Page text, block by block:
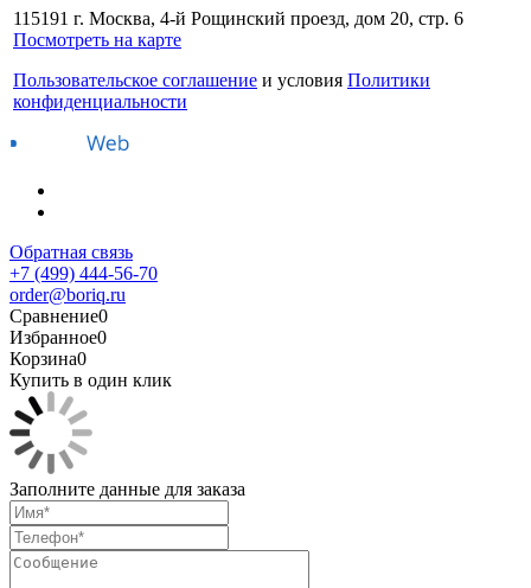
115191 г. Москва, 4-й Рощинский проезд, дом 20, стр. 6
Посмотреть на карте
Пользовательское соглашение и условия Политики
конфиденциальности
Обратная связь
+7 (499) 444-56-70
order@boriq.ru
Сравнение0
Избранное0
Корзина0
Купить в один клик
Заполните данные для заказа